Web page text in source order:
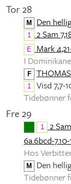
Tor 28
M Den
1 2 Sam
E
Mark
I
F
1 Visd 7,7-
Tidebønner
Fre 29
1 2 Sam
6a.6bcd-7.10-
Hos
M Den
Tidebønner